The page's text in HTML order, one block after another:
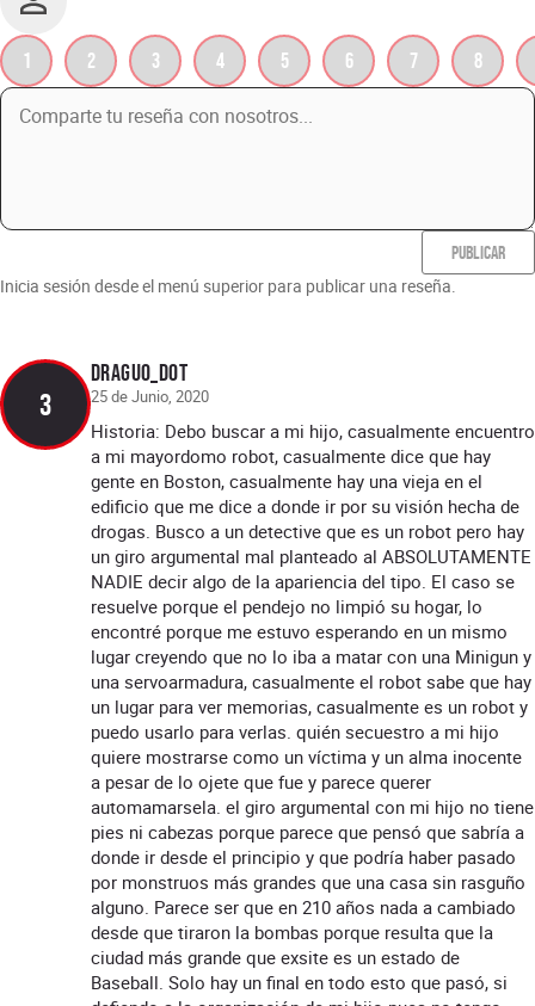
1 2 3 4 5 6 7 8
PUBLICAR
Inicia sesión desde el menú superior para publicar una reseña.
3
draguO_doT
25 de Junio, 2020
Historia: Debo buscar a mi hijo, casualmente encuentro
a mi mayordomo robot, casualmente dice que hay
gente en Boston, casualmente hay una vieja en el
edificio que me dice a donde ir por su visión hecha de
drogas. Busco a un detective que es un robot pero hay
un giro argumental mal planteado al ABSOLUTAMENTE
NADIE decir algo de la apariencia del tipo. El caso se
resuelve porque el pendejo no limpió su hogar, lo
encontré porque me estuvo esperando en un mismo
lugar creyendo que no lo iba a matar con una Minigun y
una servoarmadura, casualmente el robot sabe que hay
un lugar para ver memorias, casualmente es un robot y
puedo usarlo para verlas. quién secuestro a mi hijo
quiere mostrarse como un víctima y un alma inocente
a pesar de lo ojete que fue y parece querer
automamarsela. el giro argumental con mi hijo no tiene
pies ni cabezas porque parece que pensó que sabría a
donde ir desde el principio y que podría haber pasado
por monstruos más grandes que una casa sin rasguño
alguno. Parece ser que en 210 años nada a cambiado
desde que tiraron la bombas porque resulta que la
ciudad más grande que exsite es un estado de
Baseball. Solo hay un final en todo esto que pasó, si